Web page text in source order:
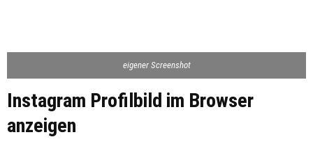
eigener Screenshot
Instagram Profilbild im Browser
anzeigen